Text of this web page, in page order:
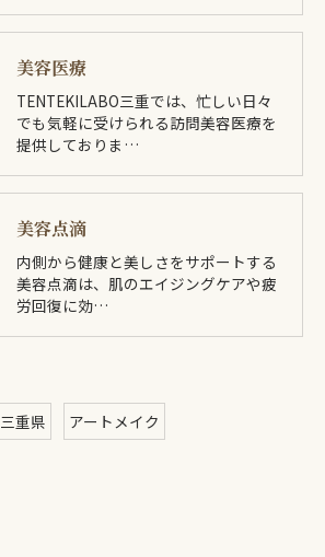
美容医療
TENTEKILABO三重では、忙しい日々
でも気軽に受けられる訪問美容医療を
提供しておりま…
美容点滴
内側から健康と美しさをサポートする
美容点滴は、肌のエイジングケアや疲
労回復に効…
三重県 アートメイク